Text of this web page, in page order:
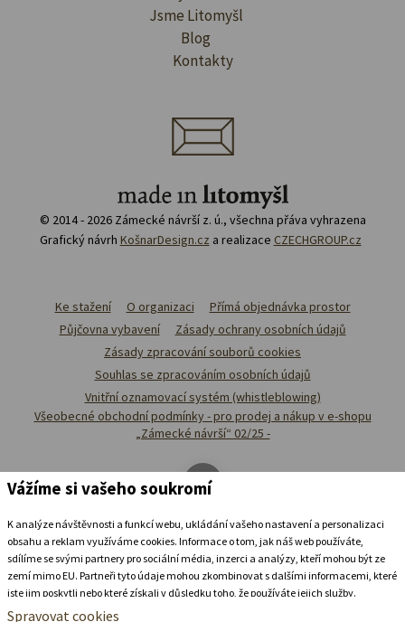
Jsme Litomyšl
Blog
Kontakty
© 2014 - 2026 Zámecké návrší z. ú., všechna přáva vyhrazena
Grafický návrh KošnarDesign.cz a realizace CZECHGROUP.cz
Ke stažení O organizaci
Přímá objednávka prostor
Půjčovna vybavení
Zásady ochrany osobních údajů
Zásady zpracování souborů cookies
Souhlas se zpracováním osobních údajů
Vnitřní oznamovací systém (whistleblowing)
Všeobecné obchodní podmínky - pro prodej a nákup v e-shopu
„Zámecké návrší“ 02/25 -
Vážíme si vašeho soukromí
K analýze návštěvnosti a funkcí webu, ukládání vašeho nastavení a personalizaci
obsahu a reklam využíváme cookies. Informace o tom, jak náš web používáte,
sdílíme se svými partnery pro sociální média, inzerci a analýzy, kteří mohou být ze
zemí mimo EU. Partneři tyto údaje mohou zkombinovat s dalšími informacemi, které
jste jim poskytli nebo které získali v důsledku toho, že používáte jejich služby.
Podrobné informace
Spravovat cookies